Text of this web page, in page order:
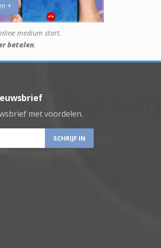
+
medium start.
betalen.
met voordelen.